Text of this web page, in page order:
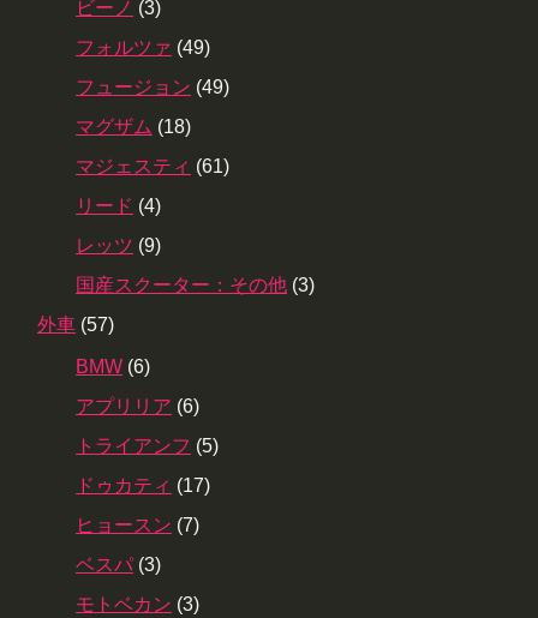
ビーノ (3)
フォルツァ (49)
フュージョン (49)
マグザム (18)
マジェスティ (61)
リード (4)
レッツ (9)
国産スクーター：その他 (3)
外車 (57)
BMW (6)
アプリリア (6)
トライアンフ (5)
ドゥカティ (17)
ヒョースン (7)
ベスパ (3)
モトベカン (3)